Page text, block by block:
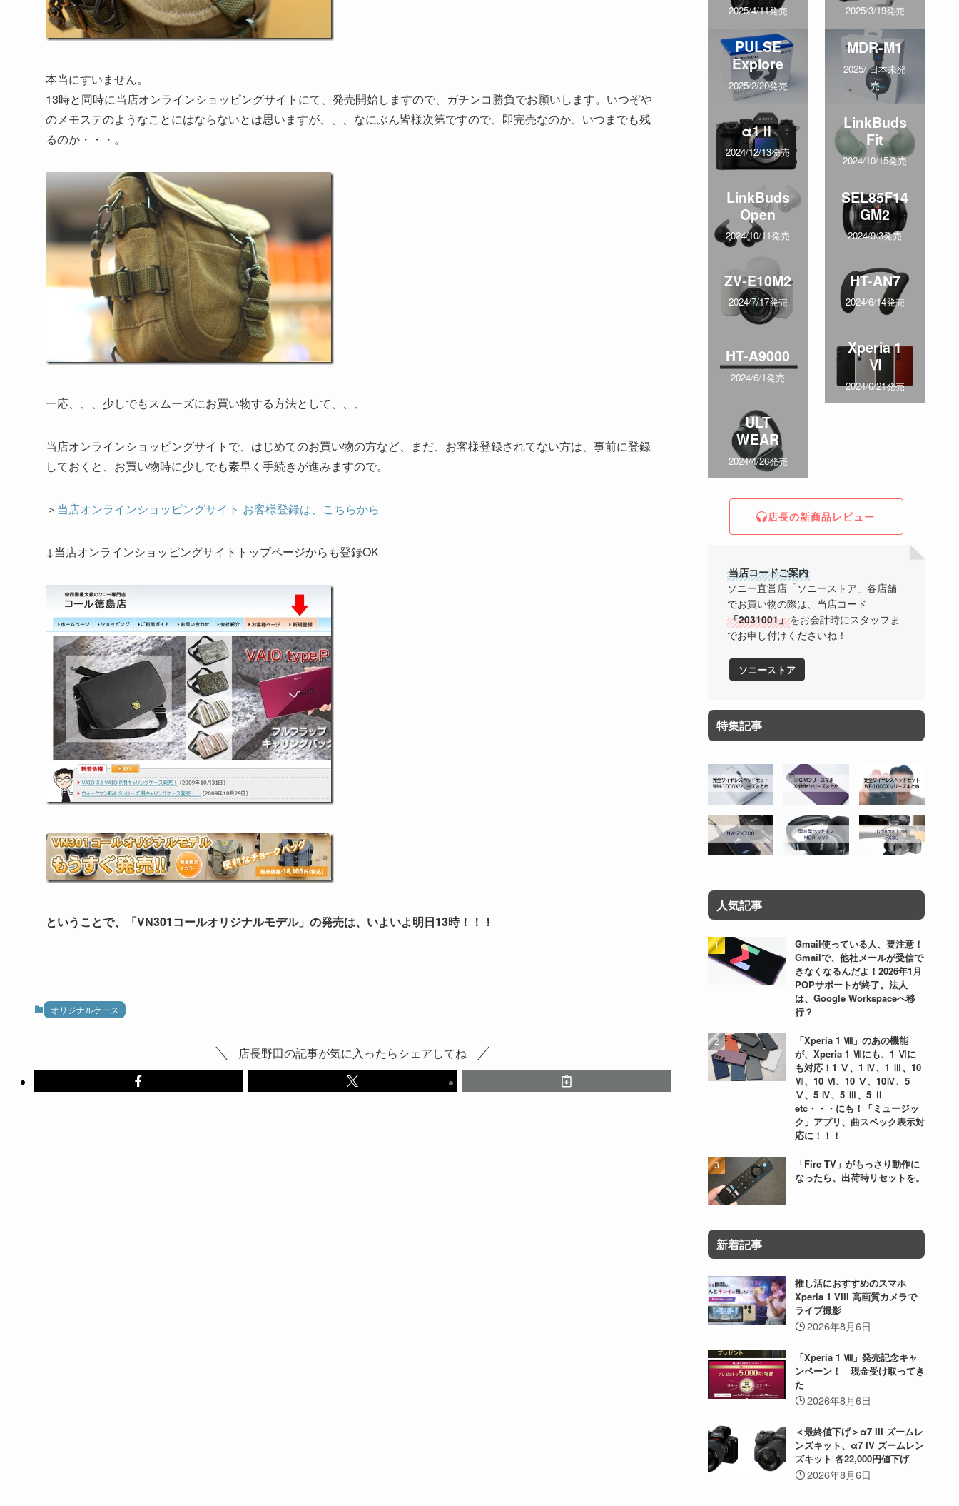
本当にすいません。
13時と同時に当店オンラインショッピングサイトにて、発売開始しますので、ガチンコ勝負でお願いします。いつぞや
のメモステのようなことにはならないとは思いますが、、、なにぶん皆様次第ですので、即完売なのか、いつまでも残
るのか・・・。
一応、、、少しでもスムーズにお買い物する方法として、、、
当店オンラインショッピングサイトで、はじめてのお買い物の方など、まだ、お客様登録されてない方は、事前に登録
しておくと、お買い物時に少しでも素早く手続きが進みますので。
＞ 当店オンラインショッピングサイト お客様登録は、こちらから
↓当店オンラインショッピングサイトトップページからも登録OK
ということで、「VN301コールオリジナルモデル」の発売は、いよいよ明日13時！！！
オリジナルケース
店長野田の記事が気に入ったらシェアしてね
2025/4/11発売 2025/3/19発売
PULSE
Explore
2025/2/20発売
MDR-M1
2025/ 日本未発
売
α1Ⅱ
2024/12/13発売
LinkBuds
Fit
2024/10/15発売
LinkBuds
Open
2024/10/11発売
SEL85F14
GM2
2024/9/3発売
ZV-E10M2
2024/7/17発売
HT-AN7
2024/6/14発売
HT-A9000
2024/6/1発売
Xperia 1
Ⅵ
2024/6/21発売
ULT
WEAR
2024/4/26発売
店長の新商品レビュー
当店コードご案内
ソニー直営店「ソニーストア」各店舗
でお買い物の際は、当店コード
「2031001」をお会計時にスタッフま
でお申し付けくださいね！
ソニーストア
特集記事
人気記事
Gmail使っている人、要注意！
Gmailで、他社メールが受信で
きなくなるんだよ！2026年1月
POPサポートが終了。法人
は、Google Workspaceへ移
行？
「Xperia 1 Ⅷ」のあの機能
が、Xperia 1 Ⅶにも、1 Ⅵに
も対応！1 Ⅴ、1 Ⅳ、1 Ⅲ、10
Ⅶ、10 Ⅵ、10 Ⅴ、10Ⅳ、5
Ⅴ、5 Ⅳ、5 Ⅲ、5 Ⅱ
etc・・・にも！「ミュージッ
ク」アプリ、曲スペック表示対
応に！！！
「Fire TV」がもっさり動作に
なったら、出荷時リセットを。
新着記事
推し活におすすめのスマホ
Xperia 1 VIII 高画質カメラで
ライブ撮影
2026年8月6日
「Xperia 1 Ⅷ」発売記念キャ
ンペーン！ 現金受け取ってき
た
2026年8月6日
＜最終値下げ＞α7 III ズームレ
ンズキット、α7 IV ズームレン
ズキット 各22,000円値下げ
2026年8月6日